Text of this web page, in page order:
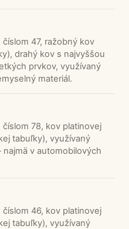
47, ražobný kov
drahý kov s najvyššou
prvkov, využívaný
materiál.
78, kov platinovej
tabuľky), využívaný
v automobilových
46, kov platinovej
tabuľky), využívaný